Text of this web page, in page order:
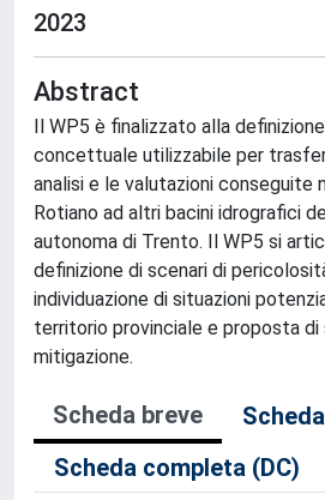
2023
Abstract
Il WP5 è finalizzato alla
concettuale utilizzabile per
analisi e le valutazioni conseguite
Rotiano ad altri bacini idrografici
autonoma di Trento. Il WP5 si
definizione di scenari di
individuazione di situazioni
territorio provinciale e proposta
mitigazione.
Scheda breve
Scheda completa (DC)